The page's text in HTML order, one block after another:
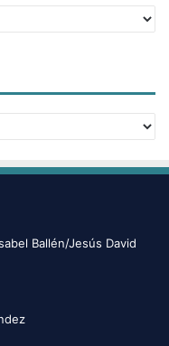
Ballén/Jesús David